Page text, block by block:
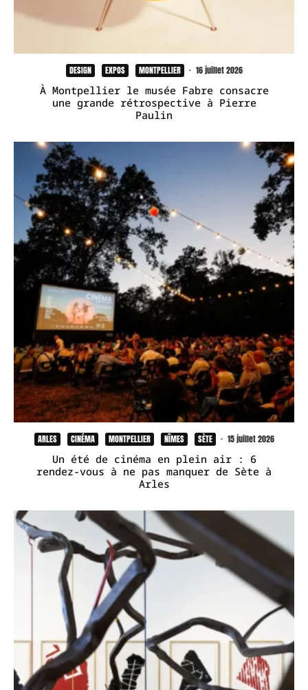
DESIGN EXPOS MONTPELLIER · 16 juillet 2026
À Montpellier le musée Fabre consacre
une grande rétrospective à Pierre
Paulin
ARLES CINÉMA MONTPELLIER NÎMES SÈTE · 15 juillet 2026
Un été de cinéma en plein air : 6
rendez-vous à ne pas manquer de Sète à
Arles